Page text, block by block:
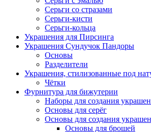
Серьги со стразами
Серьги-кисти
Серьги-кольца
Украшения для Пирсинга
Украшения Сундучок Пандоры
Основы
Разделители
Украшения, стилизованные под
Чётки
Фурнитура для бижутерии
Наборы для создания
Основы для серёг
Основы для создания
Основы для брошей